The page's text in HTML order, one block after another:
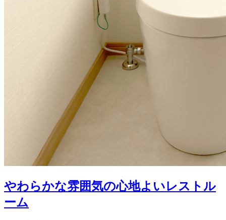
やわらかな雰囲気の心地よいレストル
ーム